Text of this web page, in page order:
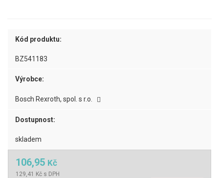
Kód produktu:
BZ541183
Výrobce:
Bosch Rexroth, spol. s r.o.
Dostupnost:
skladem
106,95 Kč
129,41 Kč s DPH